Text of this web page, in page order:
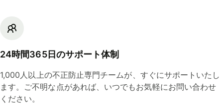
24時間365日のサポート体制
1,000人以上の不正防止専門チームが、すぐにサポートいたし
ます。ご不明な点があれば、いつでもお気軽にお問い合わせ
ください。